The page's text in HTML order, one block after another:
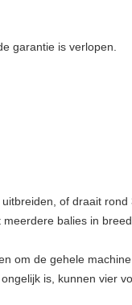
garantie is verlopen.
of draait
balies in
om de gehele
is, kunnen vier